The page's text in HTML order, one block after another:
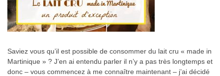
Saviez vous qu’il est possible de consommer du lait cru « made in
Martinique » ? J’en ai entendu parler il n’y a pas très longtemps et
donc – vous commencez à me connaître maintenant – j’ai décidé